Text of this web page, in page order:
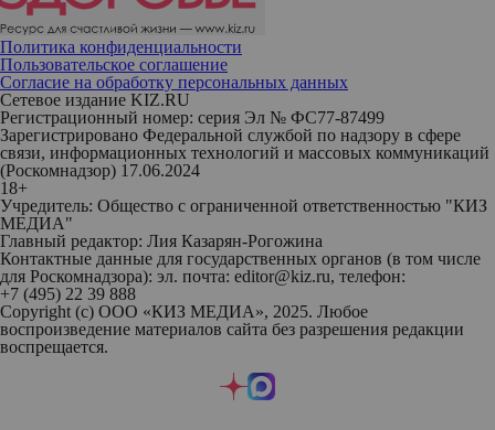
Политика конфиденциальности
Пользовательское соглашение
Согласие на обработку персональных данных
Сетевое издание KIZ.RU
Регистрационный номер: серия Эл № ФС77-87499
Зарегистрировано Федеральной службой по надзору в сфере
связи, информационных технологий и массовых коммуникаций
(Роскомнадзор) 17.06.2024
18+
Учредитель: Общество с ограниченной ответственностью "КИЗ
МЕДИА"
Главный редактор: Лия Казарян-Рогожина
Контактные данные для государственных органов (в том числе
для Роскомнадзора): эл. почта: editor@kiz.ru, телефон:
+7 (495) 22 39 888
Copyright (с) ООО «КИЗ МЕДИА», 2025. Любое
воспроизведение материалов сайта без разрешения редакции
воспрещается.